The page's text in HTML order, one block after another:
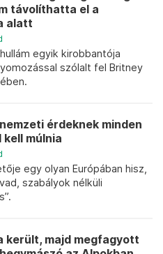
távolíthatta el a
alatt
egyik kirobbantója
szólalt fel Britney
érdeknek minden
múlnia
egy olyan Európában hisz,
szabályok nélküli
került, majd megfagyott